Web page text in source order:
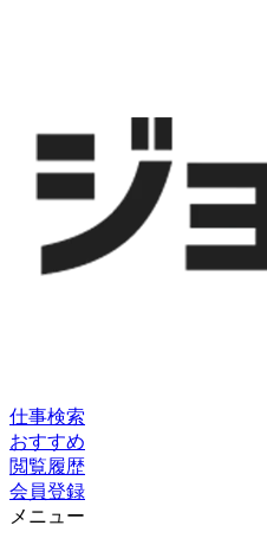
仕事検索
おすすめ
閲覧履歴
会員登録
メニュー